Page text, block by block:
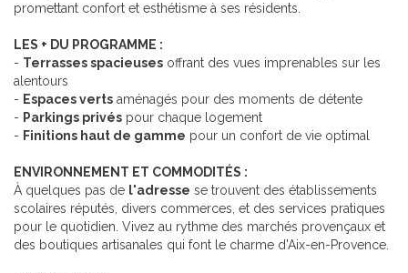
promettant confort et esthétisme à ses résidents.
LES + DU PROGRAMME :
- Terrasses spacieuses offrant des vues imprenables sur les
alentours
- Espaces verts aménagés pour des moments de détente
- Parkings privés pour chaque logement
- Finitions haut de gamme pour un confort de vie optimal
ENVIRONNEMENT ET COMMODITÉS :
À quelques pas de l'adresse se trouvent des établissements
scolaires réputés, divers commerces, et des services pratiques
pour le quotidien. Vivez au rythme des marchés provençaux et
des boutiques artisanales qui font le charme d'Aix-en-Provence.